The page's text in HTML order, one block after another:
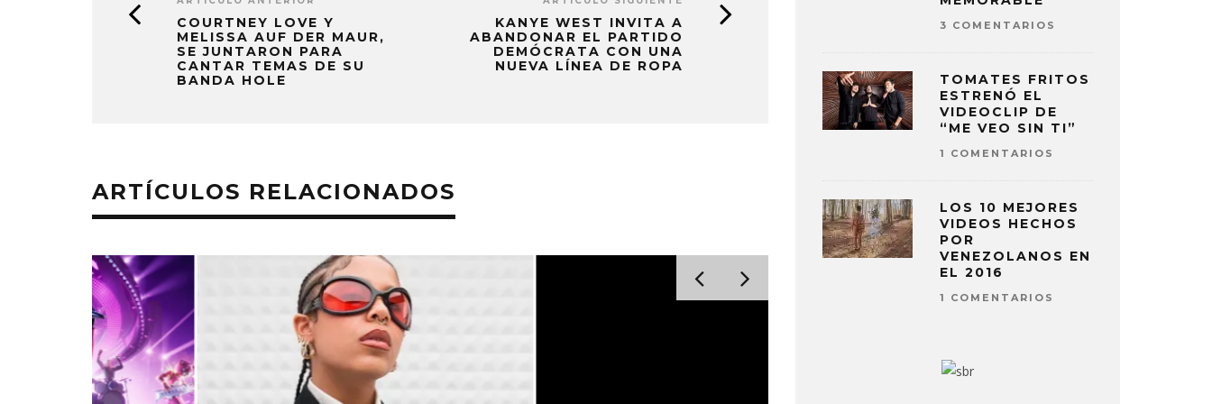
COURTNEY LOVE Y
MELISSA AUF DER MAUR,
SE JUNTARON PARA
CANTAR TEMAS DE SU
BANDA HOLE
KANYE WEST INVITA A
ABANDONAR EL PARTIDO
DEMÓCRATA CON UNA
NUEVA LÍNEA DE ROPA
ARTÍCULOS RELACIONADOS
3 COMENTARIOS
TOMATES FRITOS
ESTRENÓ EL
VIDEOCLIP DE
“ME VEO SIN TI”
1 COMENTARIOS
LOS 10 MEJORES
VIDEOS HECHOS
POR
VENEZOLANOS EN
EL 2016
1 COMENTARIOS